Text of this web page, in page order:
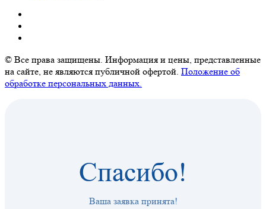
© Все права защищены. Информация и цены, представленные
на сайте, не являются публичной офертой. Положение об
обработке персональных данных.
Спасибо!
Ваша заявка принята!